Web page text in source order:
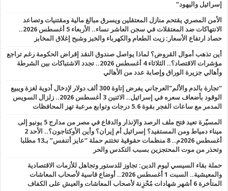
إسرائيل واليهود”
الأمن المصري يقتحم منازل المعتقلين ويسرق مبالغ مالية ومقتنيات وتصاعد
الانتهاكات ضد المعتقلات في سجن العاشر نساء.. الأربعاء 5 أغسطس 2026..
حصاد ارتفاع الأسعار: زيت الطعام والكهرباء والخبز وشبح إغلاق المخابز
أين تذهب أموال القروض؟ لماذا يواصل صندوق النقد إقراض الحكومة رغم تراجع
مؤشرات الاقتصاد؟.. الثلاثاء 4 أغسطس 2026.. تجدد الاشتباكات بين الشرطة
وأهالي جزيرة الوراق وإصابة عدد من الأهالي
“تجارة بالدم والألم”العرجاني يفرض إتاوة 300 ألف دولار لإدخال أدوية لغزة ويبيع
الوقود بأضعاف سعره في إسرائيل.. الاثنين 3 أغسطس 2026.. زلزال السويس
المدمر مع ساعات الفجر بقوة 5.6 درجات وتوابع مرعبة تهز المحافظات
المسيّرة تعيد فتح ملف الرصد والإنذار والدفاع في مصر من مدارج 5 يونيو إلى
ميناء دمياط ومن المستفيد؟ إسرائيل أم إيران؟ وأين الأوكتاجون؟.. الأحد 2
أغسطس 2026م.. 8 منظمات حقوقية تختتم حملة “عايز أتنفس” بـ13 مطلبا
وتحذر من موت المحتجزين بسبب التكدس والحر
حملة بقاء السيسي ليوم الدين: تجاوز للدستور وتجاهل للأزمات الاقتصادية
والمعيشية.. السبت 1 أغسطس 2026.. أوضاع قاسية لأصحاب المعاشات
المتأخرة 6 أشهر شهادات مُحْزِنة لأصحاب المعاشات والعيش على الكفاف